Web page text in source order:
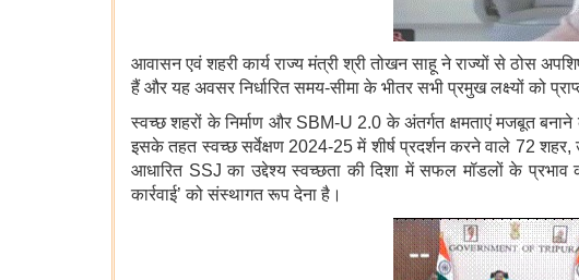
आवासन एवं शहरी कार्य राज्य मंत्री श्री तोखन साहू ने राज्यों से ठोस
हैं और यह अवसर निर्धारित समय-सीमा के भीतर सभी प्रमुख लक्ष्यों को
स्वच्छ शहरों के निर्माण और SBM-U 2.0 के अंतर्गत क्षमताएं मजबूत
इसके तहत स्वच्छ सर्वेक्षण 2024-25 में शीर्ष प्रदर्शन करने वाले 72
आधारित SSJ का उद्देश्य स्वच्छता की दिशा में सफल मॉडलों के प्रभाव
कार्रवाई’ को संस्थागत रूप देना है।